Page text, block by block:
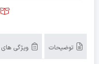
توضیحات ویژگی